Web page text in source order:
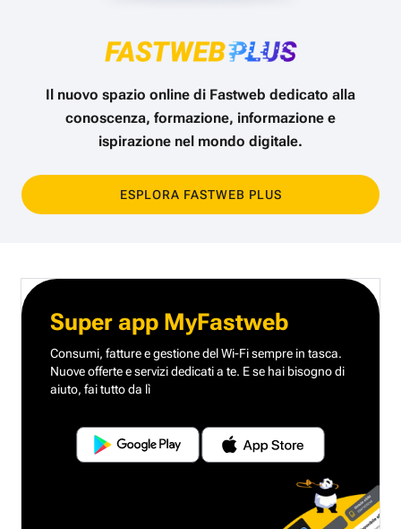
Il nuovo spazio online di Fastweb dedicato alla
conoscenza, formazione, informazione e
ispirazione nel mondo digitale.
ESPLORA FASTWEB PLUS
Super app MyFastweb
Consumi, fatture e gestione del Wi-Fi sempre in tasca.
Nuove offerte e servizi dedicati a te. E se hai bisogno di
aiuto, fai tutto da lì